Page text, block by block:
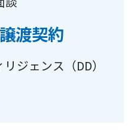
渡契約
ジェンス（DD）